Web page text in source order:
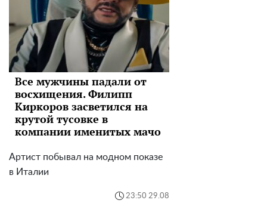
Все мужчины падали от
восхищения. Филипп
Киркоров засветился на
крутой тусовке в
компании именитых мачо
Артист побывал на модном показе
в Италии
23:50 29.08